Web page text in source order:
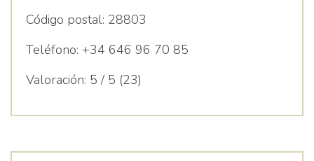
Código postal: 28803
Teléfono: +34 646 96 70 85
Valoración: 5 / 5 (23)